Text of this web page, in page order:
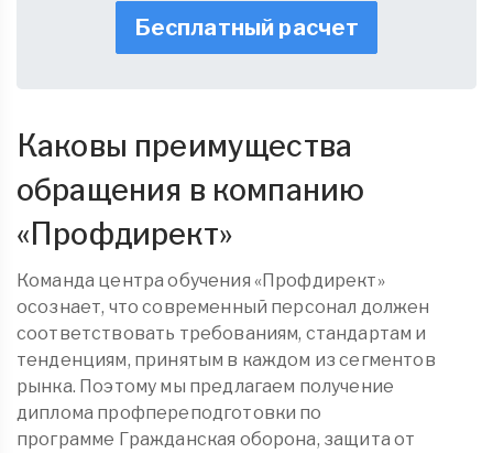
Бесплатный расчет
Каковы преимущества
обращения в компанию
«Профдирект»
Команда центра обучения «Профдирект»
осознает, что современный персонал должен
соответствовать требованиям, стандартам и
тенденциям, принятым в каждом из сегментов
рынка. Поэтому мы предлагаем получение
диплома профпереподготовки по
программе Гражданская оборона, защита от